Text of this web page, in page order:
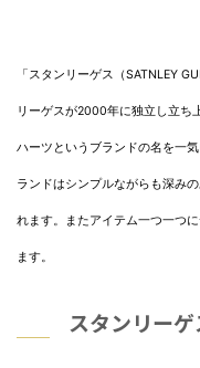
「スタンリーゲス（SATNLEY
リーゲスが2000年に独立し立ち
ハーツというブランドの名を一
ランドはシンプルながらも深み
れます。またアイテム一つ一つ
ます。
スタンリーゲ